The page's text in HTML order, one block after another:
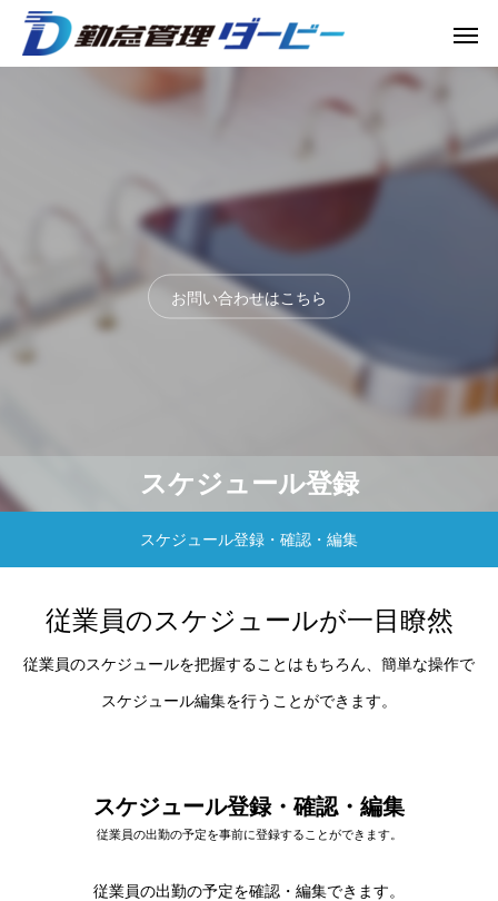
【中小企業必見】2023年4月から月60時間
を超える残業の割増賃金率が50％へ引き上
げに・その背景や対策を解説
お問い合わせはこちら
スケジュール登録
スケジュール登録・確認・編集
従業員のスケジュールが一目瞭然
従業員のスケジュールを把握することはもちろん、簡単な操作で
スケジュール編集を行うことができます。
スケジュール登録・確認・編集
従業員の出勤の予定を事前に登録することができます。
従業員の出勤の予定を確認・編集できます。